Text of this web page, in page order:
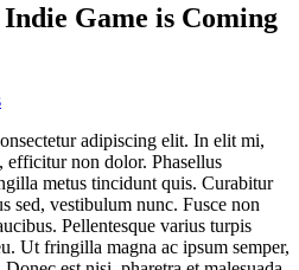
Game is Coming
adipiscing elit. In elit mi,
efficitur non dolor. Phasellus
metus tincidunt quis. Curabitur
sed, vestibulum nunc. Fusce non
Pellentesque varius turpis
Ut fringilla magna ac ipsum semper,